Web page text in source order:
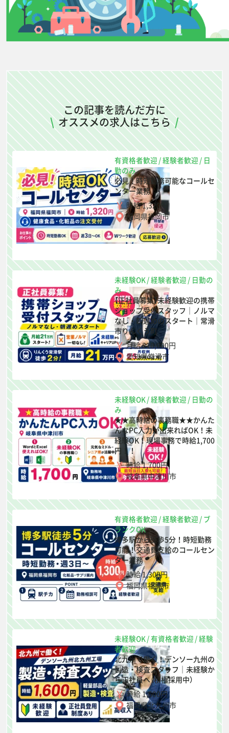
この記事を読んだ方に
\ オススメの求人はこちら /
有資格者歓迎 /経験者歓迎 / 日
勤のみ
必見！時短勤務可能なコールセ
ンター業務
時給 1,320円
福岡県福岡市
未経験OK/経験者歓迎 / 日勤の
み
【正社員募集】未経験歓迎の携帯
ショップ受付スタッフ｜ノルマ
なし・朝遅めのスタート｜常滑
市りんくう町
月給 210,000円
愛知県常滑市
未経験OK/経験者歓迎 / 日勤の
み
★★高時給の事務職★★かんた
んなPC入力が出来ればOK！未
経験OK！現場事務で時給1,700
円！！
時給 1,700円
岐阜県中津川市
有資格者歓迎 /経験者歓迎 / ブ
ランクOK
博多駅から徒歩5分！時短勤務
可能！交通費支給のコールセン
ター業務
時給 1,300円
福岡県福岡市
未経験OK/有資格者歓迎 /経験
者歓迎
北九州で働く！デンソー九州の
製造・検査スタッフ｜未経験か
ら正社員へ（積極採用中）
時給 1,600円
福岡県北九州市